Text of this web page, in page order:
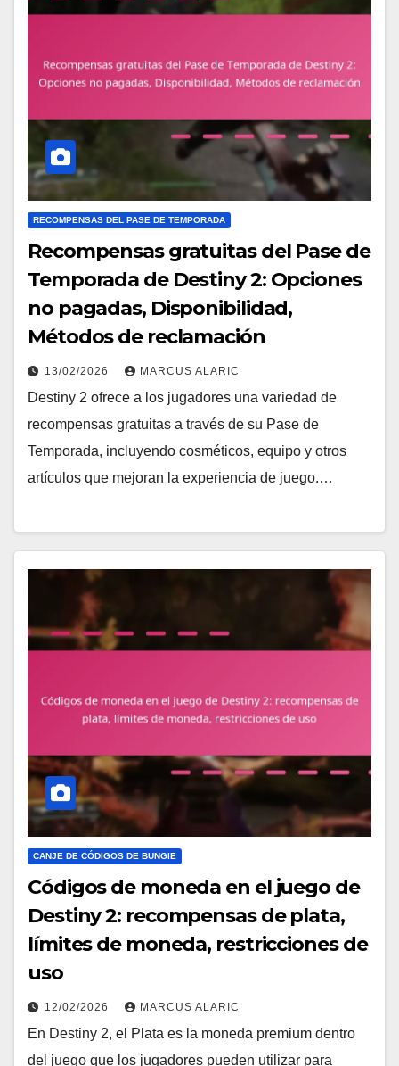
RECOMPENSAS DEL PASE DE TEMPORADA
Recompensas gratuitas del Pase de
Temporada de Destiny 2: Opciones
no pagadas, Disponibilidad,
Métodos de reclamación
13/02/2026 MARCUS ALARIC
Destiny 2 ofrece a los jugadores una variedad de
recompensas gratuitas a través de su Pase de
Temporada, incluyendo cosméticos, equipo y otros
artículos que mejoran la experiencia de juego.…
CANJE DE CÓDIGOS DE BUNGIE
Códigos de moneda en el juego de
Destiny 2: recompensas de plata,
límites de moneda, restricciones de
uso
12/02/2026 MARCUS ALARIC
En Destiny 2, el Plata es la moneda premium dentro
del juego que los jugadores pueden utilizar para